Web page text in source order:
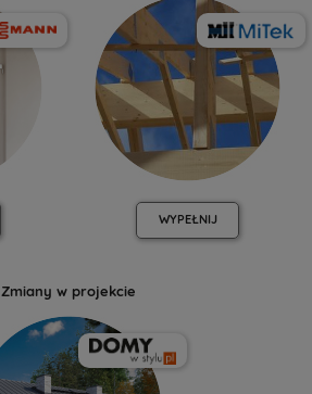
WYPEŁNIJ
Zmiany w projekcie